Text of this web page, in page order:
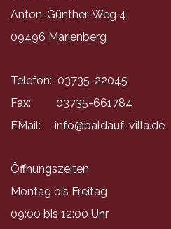
Anton-Günther-Weg 4
09496 Marienberg
Telefon: 03735-22045
Fax: 03735-661784
EMail: info@baldauf-villa.de
Öffnungszeiten
Montag bis Freitag
09:00 bis 12:00 Uhr